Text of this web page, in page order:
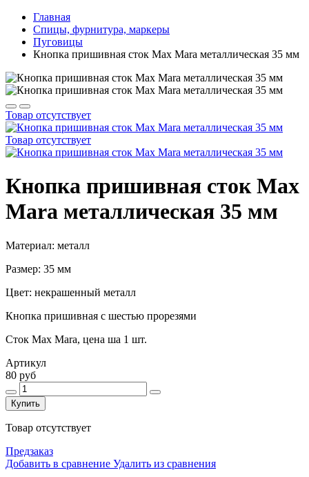
Главная
Спицы, фурнитура, маркеры
Пуговицы
Кнопка пришивная сток Max Mara металлическая 35 мм
Товар отсутствует
Товар отсутствует
Кнопка пришивная сток Max
Mara металлическая 35 мм
Материал: металл
Размер: 35 мм
Цвет: некрашенный металл
Кнопка пришивная с шестью прорезями
Сток Max Mara, цена ша 1 шт.
Артикул
80 руб
Купить
Товар отсутствует
Предзаказ
Добавить в сравнение Удалить из сравнения